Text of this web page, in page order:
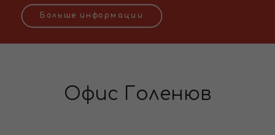
Больше информации
Офис Голенюв